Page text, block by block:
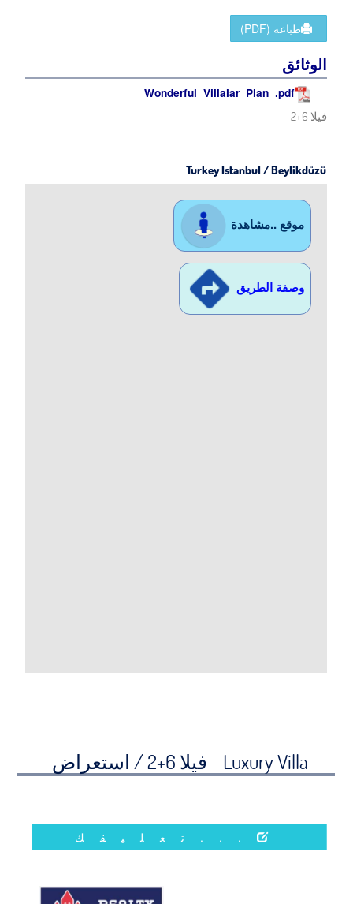
طباعة (PDF)
الوثائق
Wonderful_Villalar_Plan_.pdf
فيلا 6+2
Turkey Istanbul / Beylikdüzü
موقع ..مشاهدة
وصفة الطريق
Luxury Villa - فيلا 6+2 / استعراض
...تعليقك